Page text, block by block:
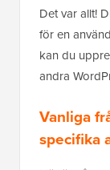
Det var allt!
för en
kan du
andra
Vanliga
specifika